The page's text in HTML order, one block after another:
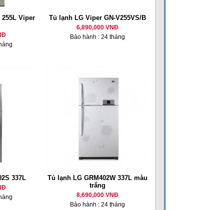
255L Viper Tủ lạnh LG Viper GN-V255VS/B
6,890,000 VNĐ
Bảo hành : 24 tháng
337L
Tủ lạnh LG GRM402W 337L màu
trắng
8,690,000 VNĐ
Bảo hành : 24 tháng